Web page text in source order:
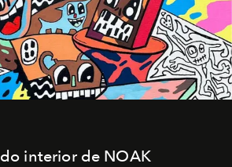
interior de NOAK